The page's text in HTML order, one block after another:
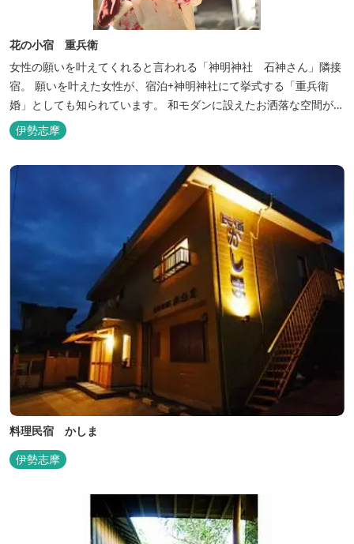
花の小宿 重兵衛
女性の願いを叶えてくれると言われる「神明神社 石神さん」隣接
宿。 願いを叶えた女性が、宿泊+神明神社にて挙式する「重兵衛
婚」としても知られています。 和モダンに設えたお洒落な空間が女
性に人気。
伊勢志摩
料理民宿 かしま
伊勢志摩